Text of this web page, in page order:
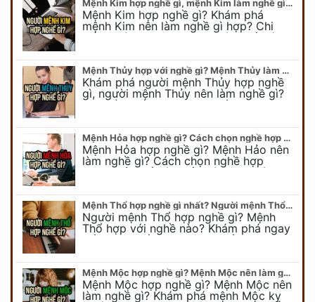
Mệnh Kim hợp nghề gì, mệnh Kim làm nghề gì để #Phát Tài Lộc
Mệnh Kim hợp nghề gì? Khám phá
mệnh Kim nên làm nghề gì hợp? Chi
tiết người mang kim hợp với nghề gì sẽ
Mệnh Thủy hợp với nghề gì? Mệnh Thủy làm nghề gì để #Ăn nên làm ra
Khám phá người mệnh Thủy hợp nghề
gì, người mệnh Thủy nên làm nghề gì?
Chi tiết nghề hợp mệnh Thủy sẽ được
Mệnh Hỏa hợp nghề gì? Cách chọn nghề hợp mệnh Hỏa hút nhiều tài lộc
Mệnh Hỏa hợp nghề gì? Mệnh Hảo nên
làm nghề gì? Cách chọn nghề hợp
mệnh Hỏa để hút nhiều tài lộc. Giúp
Mệnh Thổ hợp nghề gì nhất? Người mệnh Thổ kỵ nghề gì?
Người mệnh Thổ hợp nghề gì? Mệnh
Thổ hợp với nghề nào? Khám phá ngay
để chọn nghề hợp mệnh Thổ. Cũng như
Mệnh Mộc hợp nghề gì? Mệnh Mộc nên làm gì? Mệnh Mộc kỵ nghề nào?
Mệnh Mộc hợp nghề gì? Mệnh Mộc nên
làm nghề gì? Khám phá mệnh Mộc kỵ